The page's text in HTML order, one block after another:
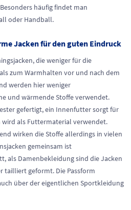
häufig findet man
oder Handball.
Jacken für den guten Eindruck
die weniger für die
zum Warmhalten vor und nach dem
werden hier weniger
und wärmende Stoffe verwendet.
gefertigt, ein Innenfutter sorgt für
wird als Futtermaterial verwendet.
wirken die Stoffe allerdings in vielen
gemeinsam ist
als Damenbekleidung sind die Jacken
tailliert geformt. Die Passform
über der eigentlichen Sportkleidung